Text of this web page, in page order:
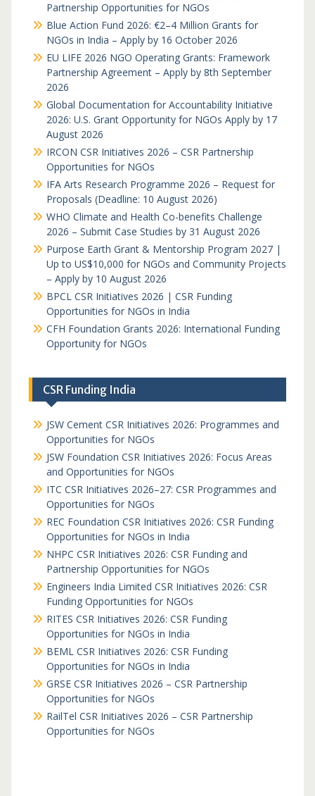
Partnership Opportunities for NGOs
Blue Action Fund 2026: €2–4 Million Grants for
NGOs in India – Apply by 16 October 2026
EU LIFE 2026 NGO Operating Grants: Framework
Partnership Agreement – Apply by 8th September
2026
Global Documentation for Accountability Initiative
2026: U.S. Grant Opportunity for NGOs Apply by 17
August 2026
IRCON CSR Initiatives 2026 – CSR Partnership
Opportunities for NGOs
IFA Arts Research Programme 2026 – Request for
Proposals (Deadline: 10 August 2026)
WHO Climate and Health Co-benefits Challenge
2026 – Submit Case Studies by 31 August 2026
Purpose Earth Grant & Mentorship Program 2027 |
Up to US$10,000 for NGOs and Community Projects
– Apply by 10 August 2026
BPCL CSR Initiatives 2026 | CSR Funding
Opportunities for NGOs in India
CFH Foundation Grants 2026: International Funding
Opportunity for NGOs
CSR Funding India
JSW Cement CSR Initiatives 2026: Programmes and
Opportunities for NGOs
JSW Foundation CSR Initiatives 2026: Focus Areas
and Opportunities for NGOs
ITC CSR Initiatives 2026–27: CSR Programmes and
Opportunities for NGOs
REC Foundation CSR Initiatives 2026: CSR Funding
Opportunities for NGOs in India
NHPC CSR Initiatives 2026: CSR Funding and
Partnership Opportunities for NGOs
Engineers India Limited CSR Initiatives 2026: CSR
Funding Opportunities for NGOs
RITES CSR Initiatives 2026: CSR Funding
Opportunities for NGOs in India
BEML CSR Initiatives 2026: CSR Funding
Opportunities for NGOs in India
GRSE CSR Initiatives 2026 – CSR Partnership
Opportunities for NGOs
RailTel CSR Initiatives 2026 – CSR Partnership
Opportunities for NGOs